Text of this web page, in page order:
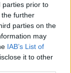
parties prior to
further
parties on the
may
IAB’s List of
it to other